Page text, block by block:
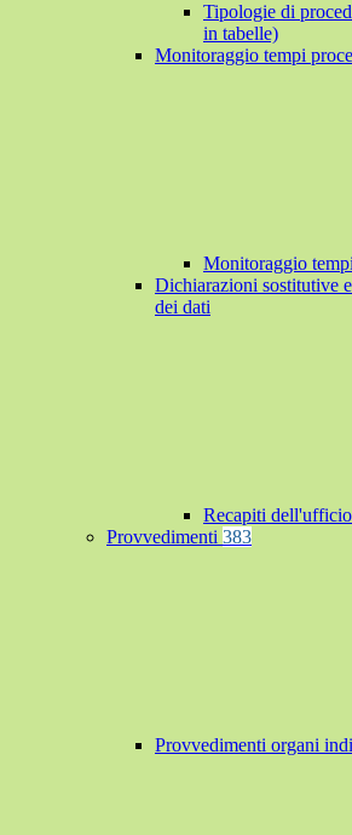
Tipologie di
in tabelle)
Monitoraggio tempi
Monitoraggio
Dichiarazioni sostitutive
dei dati
Recapiti
Provvedimenti 383
Provvedimenti organi